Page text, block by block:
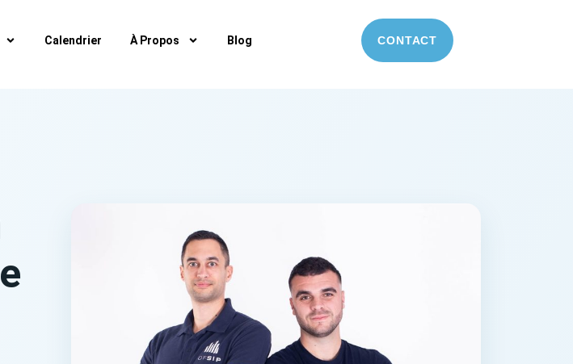
Calendrier À Propos Blog CONTACT